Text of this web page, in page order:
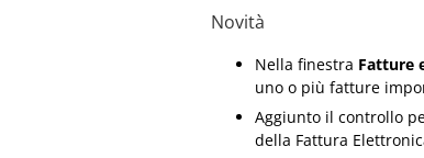
Novità
Nella finestra Fatture
uno o più fatture
Aggiunto il controllo
della Fattura